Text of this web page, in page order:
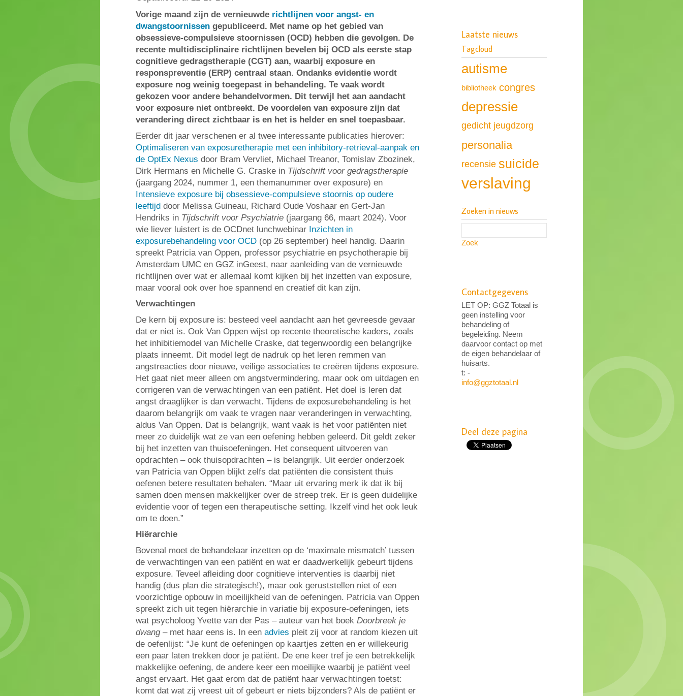
Vorige maand zijn de vernieuwde richtlijnen voor angst- en
dwangstoornissen gepubliceerd. Met name op het gebied van
obsessieve-compulsieve stoornissen (OCD) hebben die gevolgen. De
recente multidisciplinaire richtlijnen bevelen bij OCD als eerste stap
cognitieve gedragstherapie (CGT) aan, waarbij exposure en
responspreventie (ERP) centraal staan. Ondanks evidentie wordt
exposure nog weinig toegepast in behandeling. Te vaak wordt
gekozen voor andere behandelvormen. Dit terwijl het aan aandacht
voor exposure niet ontbreekt. De voordelen van exposure zijn dat
verandering direct zichtbaar is en het is helder en snel toepasbaar.
Eerder dit jaar verschenen er al twee interessante publicaties hierover:
Optimaliseren van exposuretherapie met een inhibitory-retrieval-aanpak en
de OptEx Nexus door Bram Vervliet, Michael Treanor, Tomislav Zbozinek,
Dirk Hermans en Michelle G. Craske in Tijdschrift voor gedragstherapie
(jaargang 2024, nummer 1, een themanummer over exposure) en
Intensieve exposure bij obsessieve-compulsieve stoornis op oudere
leeftijd door Melissa Guineau, Richard Oude Voshaar en Gert-Jan
Hendriks in Tijdschrift voor Psychiatrie (jaargang 66, maart 2024). Voor
wie liever luistert is de OCDnet lunchwebinar Inzichten in
exposurebehandeling voor OCD (op 26 september) heel handig. Daarin
spreekt Patricia van Oppen, professor psychiatrie en psychotherapie bij
Amsterdam UMC en GGZ inGeest, naar aanleiding van de vernieuwde
richtlijnen over wat er allemaal komt kijken bij het inzetten van exposure,
maar vooral ook over hoe spannend en creatief dit kan zijn.
Verwachtingen
De kern bij exposure is: besteed veel aandacht aan het gevreesde gevaar
dat er niet is. Ook Van Oppen wijst op recente theoretische kaders, zoals
het inhibitiemodel van Michelle Craske, dat tegenwoordig een belangrijke
plaats inneemt. Dit model legt de nadruk op het leren remmen van
angstreacties door nieuwe, veilige associaties te creëren tijdens exposure.
Het gaat niet meer alleen om angstvermindering, maar ook om uitdagen en
corrigeren van de verwachtingen van een patiënt. Het doel is leren dat
angst draaglijker is dan verwacht. Tijdens de exposurebehandeling is het
daarom belangrijk om vaak te vragen naar veranderingen in verwachting,
aldus Van Oppen. Dat is belangrijk, want vaak is het voor patiënten niet
meer zo duidelijk wat ze van een oefening hebben geleerd. Dit geldt zeker
bij het inzetten van thuisoefeningen. Het consequent uitvoeren van
opdrachten – ook thuisopdrachten – is belangrijk. Uit eerder onderzoek
van Patricia van Oppen blijkt zelfs dat patiënten die consistent thuis
oefenen betere resultaten behalen. “Maar uit ervaring merk ik dat ik bij
samen doen mensen makkelijker over de streep trek. Er is geen duidelijke
evidentie voor of tegen een therapeutische setting. Ikzelf vind het ook leuk
om te doen.”
Hiërarchie
Bovenal moet de behandelaar inzetten op de ‘maximale mismatch’ tussen
de verwachtingen van een patiënt en wat er daadwerkelijk gebeurt tijdens
exposure. Teveel afleiding door cognitieve interventies is daarbij niet
handig (dus plan die strategisch!), maar ook geruststellen niet of een
voorzichtige opbouw in moeilijkheid van de oefeningen. Patricia van Oppen
spreekt zich uit tegen hiërarchie in variatie bij exposure-oefeningen, iets
wat psycholoog Yvette van der Pas – auteur van het boek Doorbreek je
dwang– met haar eens is. In een advies pleit zij voor at random kiezen uit
de oefenlijst: “Je kunt de oefeningen op kaartjes zetten en er willekeurig
een paar laten trekken door je patiënt. De ene keer tref je een betrekkelijk
makkelijke oefening, de andere keer een moeilijke waarbij je patiënt veel
angst ervaart. Het gaat erom dat de patiënt haar verwachtingen toetst:
komt dat wat zij vreest uit of gebeurt er niets bijzonders? Als de patiënt er
Laatste nieuws
Tagcloud
autisme
bibliotheek congres
depressie
gedicht jeugdzorg
personalia
recensie suicide
verslaving
Zoeken in nieuws
Zoek
Contactgegevens
LET OP: GGZ Totaal is
geen instelling voor
behandeling of
begeleiding. Neem
daarvoor contact op met
de eigen behandelaar of
huisarts.
t: -
info@ggztotaal.nl
Deel deze pagina